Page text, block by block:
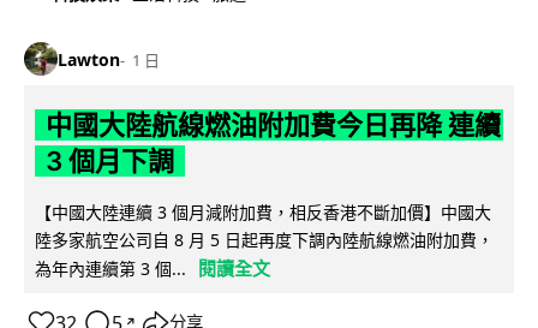
Lawton 1 日
中國大陸航線燃油附加費今日再降 連續
3 個月下調
【中國大陸連續 3 個月減附加費，相反香港不斷加價】中國大
陸多家航空公司自 8 月 5 日起再度下調內陸航線燃油附加費，
為年內連續第 3 個...
閱讀全文
↗ 分享